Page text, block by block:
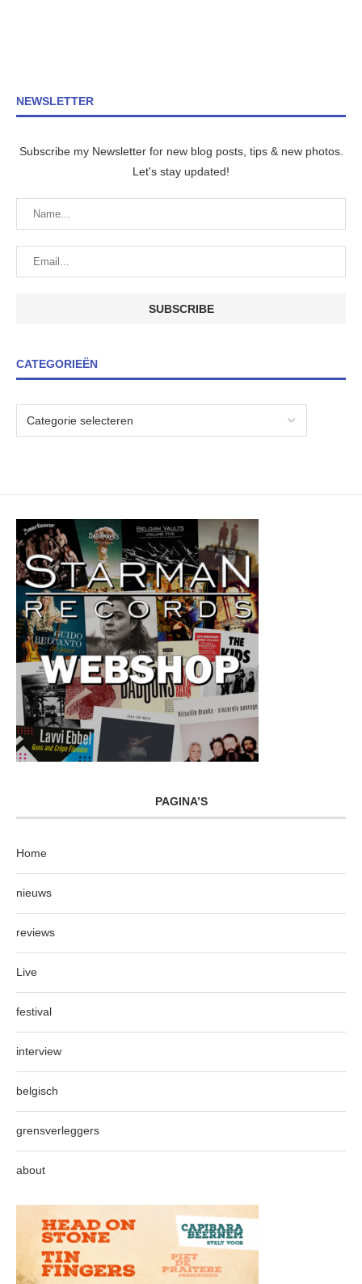
NEWSLETTER
Subscribe my Newsletter for new blog posts, tips & new photos.
Let's stay updated!
CATEGORIEËN
PAGINA’S
Home
nieuws
reviews
Live
festival
interview
belgisch
grensverleggers
about